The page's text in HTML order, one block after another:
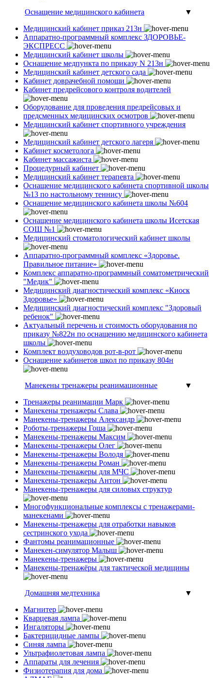
Оснащение медицинского кабинета
▼
Медицинский кабинет приказ 213н
Аппаратно-программный комплекс ЗДОРОВЬЕ-
ЭКСПРЕСС
Медицинский кабинет школы
Оснащение медпункта по приказу N 213н
Медицинский кабинет детского сада
Кабинет доврачебной помощи
Кабинет предрейсового контроля водителей
Оборудование для проведения предрейсовых и
предсменных медицинских осмотров
Медицинский кабинет спортивного учреждения
Медицинский кабинет детского лагеря
Кабинет косметолога
Кабинет массажиста
Процедурный кабинет
Медицинский кабинет терапевта
Оснащение медицинского кабинета спортивной школы
№13 по настольному теннису
Оснащение медицинского кабинета школы №604
Оснащение медицинского кабинета школы Исетская
СОШ №1
Медицинский стоматологический кабинет школы
Аппаратно-программный комплекс «Здоровье.
Правильное питание»
Комплекс аппаратно-программный соматометрический
"Медик"
Медицинский диагностический комплекс «Киоск
Здоровье»
Медицинский диагностический комплекс "Здоровый
ребенок"
Актуальный перечень и стоимость оборудования по
приказу №822н по оснащению медицинского кабинета
школы
Комплект воздуховодов рот-в-рот
Оснащение кабинетов школ по приказу 804н
Манекены тренажеры реанимационные
▼
Тренажеры реанимации Марк
Манекены тренажеры Слава
Манекены-тренажеры Александр
Роботы-тренажеры Гоша
Манекены-тренажеры Максим
Манекены-тренажеры Олег
Манекены-тренажеры Володя
Манекены-тренажеры Роман
Манекены-тренажеры для МЧС
Манекены-тренажеры Антон
Манекены-тренажеры для силовых структур
Многофункциональные комплексы с тренажерами-
манекенами
Манекены-тренажеры для отработки навыков
сестринского ухода
Фантомы реанимационные
Манекен-симулятор Малыш
Манекены-тренажеры
Манекены-тренажёры для тактической медицины
Домашняя медтехника
▼
Магнитер
Кварцевая лампа
Ингаляторы
Бактерицидные лампы
Синяя лампа
Ультрафиолетовая лампа
Аппараты для лечения
Физиотерапия для дома